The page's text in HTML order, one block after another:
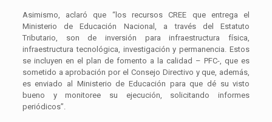
Asimismo, aclaró que “los recursos CREE que entrega el
Ministerio de Educación Nacional, a través del Estatuto
Tributario, son de inversión para infraestructura física,
infraestructura tecnológica, investigación y permanencia. Estos
se incluyen en el plan de fomento a la calidad – PFC-, que es
sometido a aprobación por el Consejo Directivo y que, además,
es enviado al Ministerio de Educación para que dé su visto
bueno y monitoree su ejecución, solicitando informes
periódicos”.